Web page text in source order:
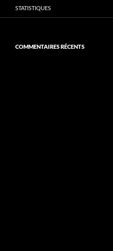
STATISTIQUES
COMMENTAIRES RÉCENTS